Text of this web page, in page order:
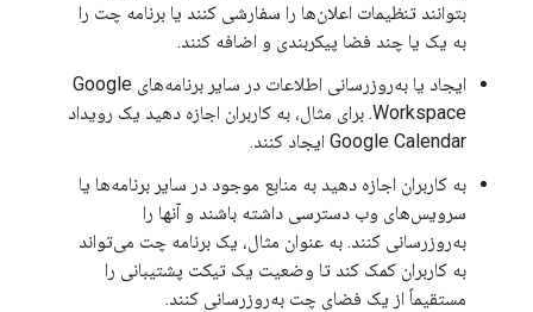
بتوانند تنظیمات اعلان‌ها را سفارشی کنند یا برنامه چت را
به یک یا چند فضا پیکربندی و اضافه کنند.
ایجاد یا به‌روزرسانی اطلاعات در سایر برنامه‌های Google
Workspace. برای مثال، به کاربران اجازه دهید یک رویداد
Google Calendar ایجاد کنند.
به کاربران اجازه دهید به منابع موجود در سایر برنامه‌ها یا
سرویس‌های وب دسترسی داشته باشند و آنها را
به‌روزرسانی کنند. به عنوان مثال، یک برنامه چت می‌تواند
به کاربران کمک کند تا وضعیت یک تیکت پشتیبانی را
مستقیماً از یک فضای چت به‌روزرسانی کنند.